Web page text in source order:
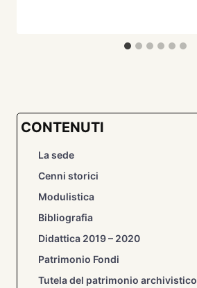
CONTENUTI
La sede
Cenni storici
Modulistica
Bibliografia
Didattica 2019 – 2020
Patrimonio Fondi
Tutela del patrimonio archivistico